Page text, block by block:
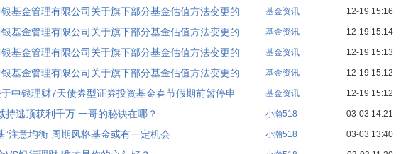
基金管理有限公司关于旗下部分基金估值方法变更的 基金资讯 12-19 15:16
基金管理有限公司关于旗下部分基金估值方法变更的 基金资讯 12-19 15:14
基金管理有限公司关于旗下部分基金估值方法变更的 基金资讯 12-19 15:13
基金管理有限公司关于旗下部分基金估值方法变更的 基金资讯 12-19 15:12
于中银理财7天债券型证券投资基金春节假期前暂停申 基金资讯 12-19 15:12
持逃顶获利千万 一哥的秘诀在哪？ 小瀚518 03-03 14:21
”注意均衡 周期风格基金或有一定机会 小瀚518 03-03 13:40